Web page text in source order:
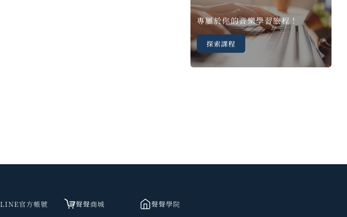
專屬於你的音樂學習旅程！
探索課程
LINE官方帳號 聲聲商城 聲聲學院